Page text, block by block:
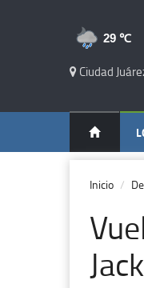
29 ℃
Ciudad
Inicio